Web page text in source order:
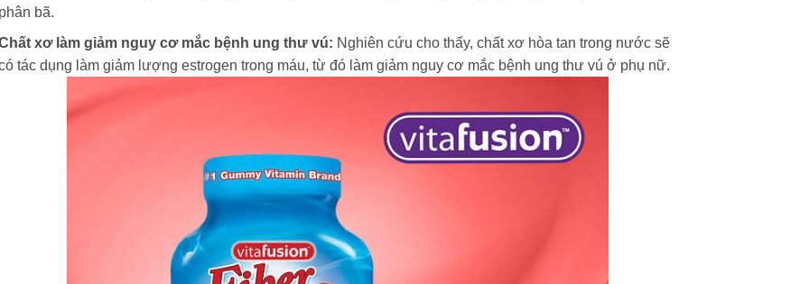
bã.
xơ làm giảm nguy cơ mắc bệnh ung thư vú: Nghiên cứu cho thấy, chất xơ hòa tan trong nước sẽ
tác dụng làm giảm lượng estrogen trong máu, từ đó làm giảm nguy cơ mắc bệnh ung thư vú ở phụ nữ.